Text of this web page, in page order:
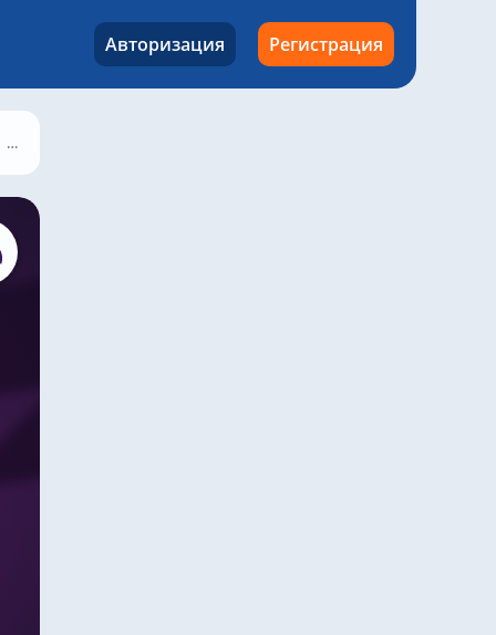
Авторизация Регистрация
Астон Вилла – Вест Хэм, 22 октября 2023